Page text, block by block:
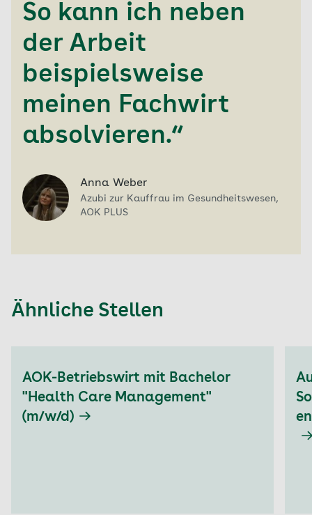
So kann ich neben
der Arbeit
beispielsweise
meinen Fachwirt
absolvieren.“
Anna Weber
Azubi zur Kauffrau im Gesundheitswesen,
AOK PLUS
Ähnliche Stellen
AOK-Betriebswirt mit Bachelor
"Health Care Management"
(m/w/d)